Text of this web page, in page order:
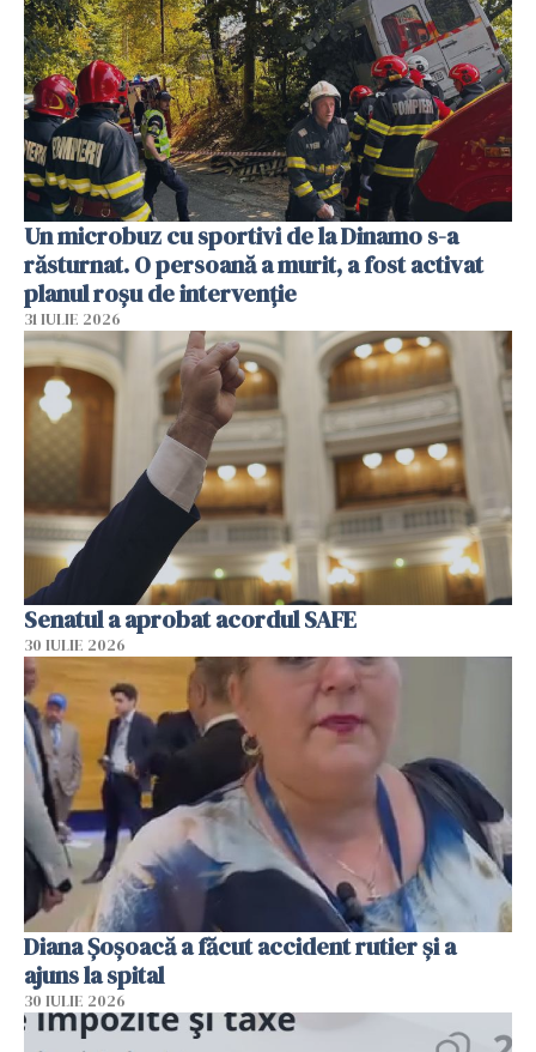
Un microbuz cu sportivi de la Dinamo s-a
răsturnat. O persoană a murit, a fost activat
planul roșu de intervenție
31 IULIE 2026
Senatul a aprobat acordul SAFE
30 IULIE 2026
Diana Șoșoacă a făcut accident rutier și a
ajuns la spital
30 IULIE 2026